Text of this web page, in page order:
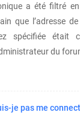
a été filtré
que l’adresse
spécifiée était
du
je pas me